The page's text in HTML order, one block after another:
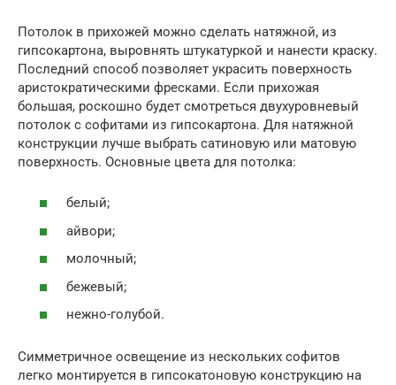
Потолок в прихожей можно сделать натяжной, из
гипсокартона, выровнять штукатуркой и нанести краску.
Последний способ позволяет украсить поверхность
аристократическими фресками. Если прихожая
большая, роскошно будет смотреться двухуровневый
потолок с софитами из гипсокартона. Для натяжной
конструкции лучше выбрать сатиновую или матовую
поверхность. Основные цвета для потолка:
белый;
айвори;
молочный;
бежевый;
нежно-голубой.
Симметричное освещение из нескольких софитов
легко монтируется в гипсокатоновую конструкцию на